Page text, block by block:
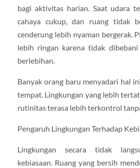
bagi aktivitas harian. Saat udara
cahaya cukup, dan ruang tidak
cenderung lebih nyaman bergerak.
lebih ringan karena tidak dibebani
berlebihan.
Banyak orang baru menyadari hal
tempat. Lingkungan yang lebih
rutinitas terasa lebih terkontrol
Pengaruh Lingkungan Terhadap
Lingkungan secara tidak
kebiasaan. Ruang yang bersih